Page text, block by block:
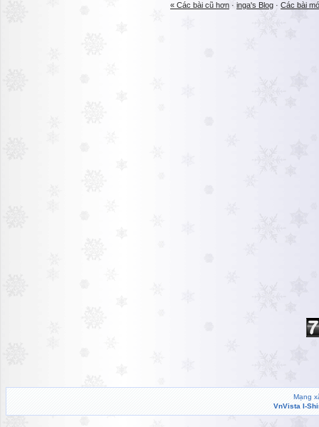
« Các bài cũ hơn · inga's Blog · Các bài
Mạng
VnVista I-